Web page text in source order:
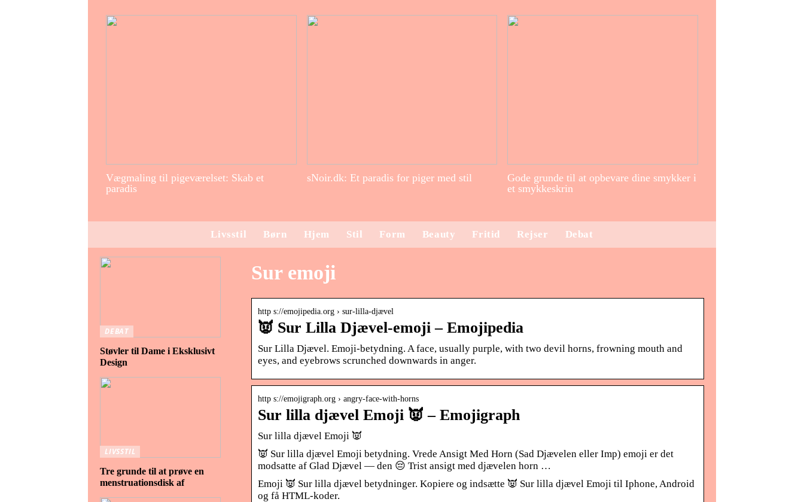
Vægmaling til pigeværelset: Skab et
paradis
sNoir.dk: Et paradis for piger med stil
Gode grunde til at opbevare dine smykker i
et smykkeskrin
Livsstil Børn Hjem Stil Form Beauty Fritid Rejser Debat
Sur emoji
http s://emojipedia.org › sur-lilla-djævel
👿 Sur Lilla Djævel-emoji – Emojipedia
Sur Lilla Djævel. Emoji-betydning. A face, usually purple, with two devil horns, frowning mouth and
eyes, and eyebrows scrunched downwards in anger.
http s://emojigraph.org › angry-face-with-horns
Sur lilla djævel Emoji 👿 – Emojigraph
Sur lilla djævel Emoji 👿
👿 Sur lilla djævel Emoji betydning. Vrede Ansigt Med Horn (Sad Djævelen eller Imp) emoji er det
modsatte af Glad Djævel — den 😔 Trist ansigt med djævelen horn …
Emoji 👿 Sur lilla djævel betydninger. Kopiere og indsætte 👿 Sur lilla djævel Emoji til Iphone, Android
og få HTML-koder.
DEBAT
Støvler til Dame i Eksklusivt
Design
LIVSSTIL
Tre grunde til at prøve en
menstruationsdisk af